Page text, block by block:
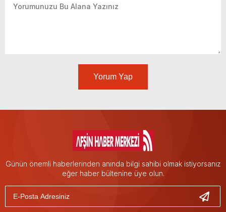
Yorum Yap
Günün önemli haberlerinden anında bilgi sahibi olmak istiyorsanız
eğer haber bültenine üye olun.